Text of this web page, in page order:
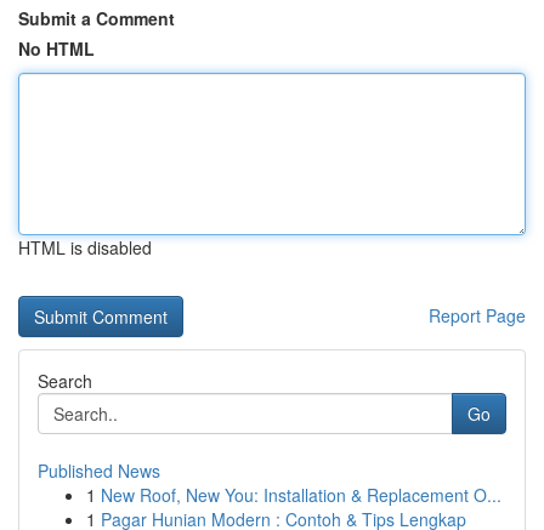
Submit a Comment
No HTML
HTML is disabled
Report Page
Search
Go
Published News
1 New Roof, New You: Installation & Replacement O...
1 Pagar Hunian Modern : Contoh & Tips Lengkap